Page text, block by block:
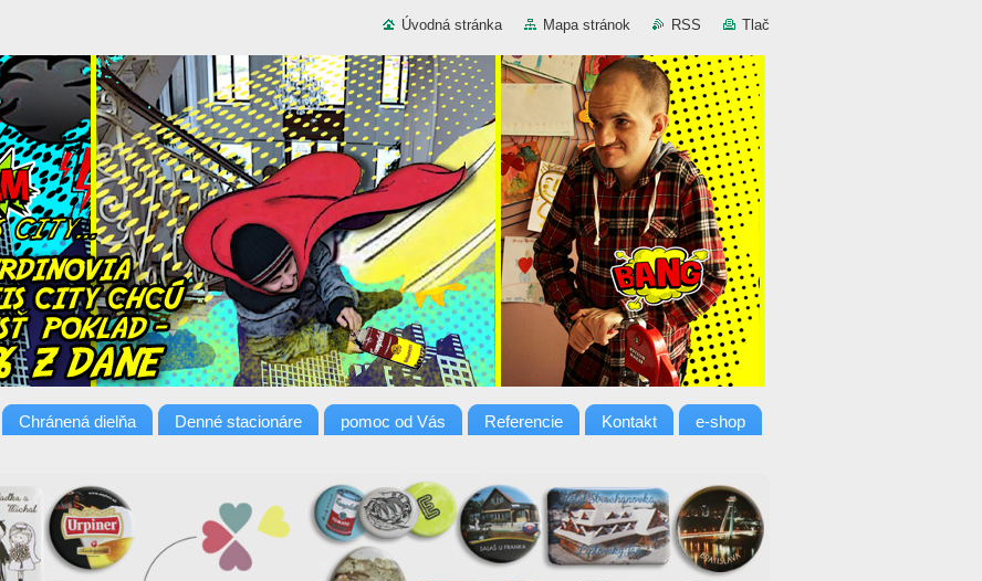
Úvodná stránka Mapa stránok RSS Tlač
Chránená dielňa Denné stacionáre pomoc od Vás Referencie Kontakt e-shop